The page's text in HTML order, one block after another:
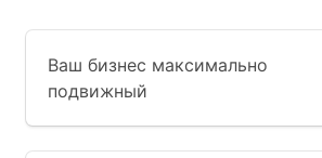
Ваш бизнес максимально
подвижный